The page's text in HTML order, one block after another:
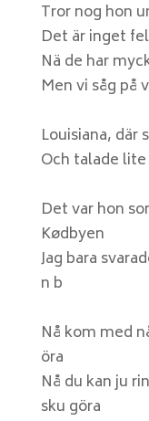
Tror nog hon
Det är inget
Nä de har
Men vi såg på
Louisiana, där
Och talade
Det var hon
Kødbyen
Jag bara
n b
Nå kom med
öra
Nå du kan ju
sku göra